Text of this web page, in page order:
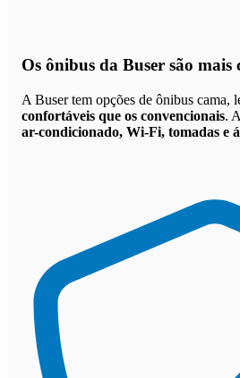
Os ônibus da Buser são mais
A Buser tem opções de ônibus cama,
confortáveis que os convencionais.
ar-condicionado, Wi-Fi, tomadas e